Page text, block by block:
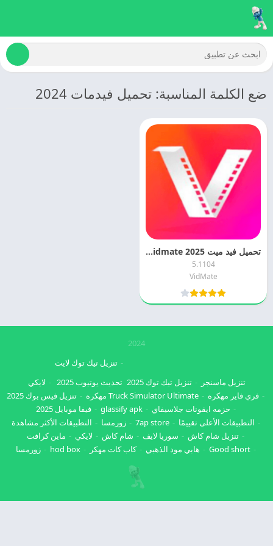
ضع الكلمة المناسبة: تحميل فيدمات 2024
تحميل فيد ميت 2025 Vidmate مهكر اخر اصدار مجانا
5.1104
VidMate
2024
تنزيل ماسنجر تنزيل تيك توك 2025
تنزيل تيك توك لايت
تحديث يوتيوب 2025
لايكي
فري فاير مهكره
Truck Simulator Ultimate مهكره
تنزيل فيس بوك 2025
حزمه ايقونات جلاسيفاي
glassify apk
فيفا موبايل 2025
التطبيقات الأعلى تقييمًا
7ap store زورمسا
التطبيقات الأكثر مشاهدة
تنزيل شام كاش
سوريا لايف شام كاش لايكي
ماين كرافت
Good short
هابي مود الذهبي كاب كات مهكر hod box زورمسا